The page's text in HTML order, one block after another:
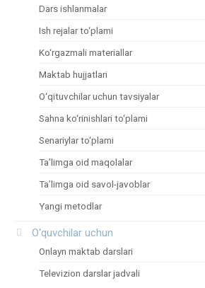
Dars ishlanmalar
Ish rejalar to‘plami
Ko‘rgazmali materiallar
Maktab hujjatlari
O‘qituvchilar uchun tavsiyalar
Sahna ko‘rinishlari to‘plami
Senariylar to‘plami
Ta’limga oid maqolalar
Ta’limga oid savol-javoblar
Yangi metodlar
O‘quvchilar uchun
Onlayn maktab darslari
Televizion darslar jadvali